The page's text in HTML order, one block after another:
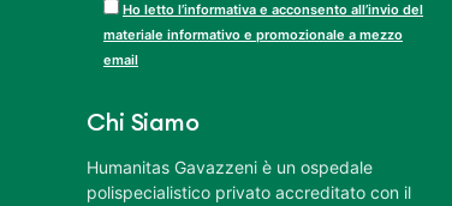
Ho letto l’informativa e acconsento all’invio del
materiale informativo e promozionale a mezzo
email
Chi Siamo
Humanitas Gavazzeni è un ospedale
polispecialistico privato accreditato con il